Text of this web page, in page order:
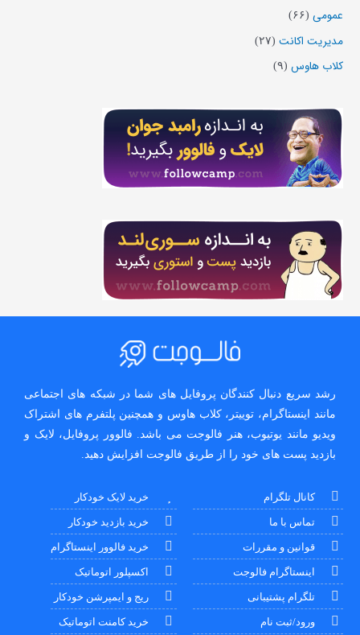
عمومی (۶۶)
مدیریت اکانت (۲۷)
کلاب هاوس (۹)
رشد سریع دنبال کنندگان پروفایل های شما در شبکه های اجتماعی
مانند اینستاگرام، توییتر، کلاب هاوس و همچنین پلتفرم های اشتراک
ویدیو مانند یوتیوب، هنر فالوجت می باشد. فالوور پروفایل، لایک و
بازدید پست های خود را از طریق فالوجت افزایش دهید.
کانال تلگرام
تماس با ما
قوانین و مقررات
اینستاگرام فالوجت
تلگرام پشتیبانی
ورود/ثبت نام
خرید لایک خودکار
خرید بازدید خودکار
خرید فالوور اینستاگرام
اکسپلور اتوماتیک
ریج و ایمپرشن خودکار
خرید کامنت اتوماتیک